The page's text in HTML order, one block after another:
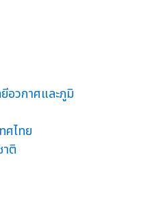
อวกาศและภูมิ
ศไทย
ติ